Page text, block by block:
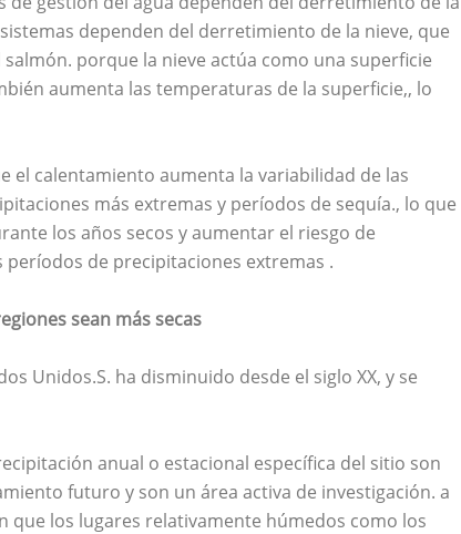
dependen del derretimiento de la nieve, que
porque la nieve actúa como una superficie
aumenta las temperaturas de la superficie,, lo
el calentamiento aumenta la variabilidad de las
más extremas y períodos de sequía., lo que
los años secos y aumentar el riesgo de
de precipitaciones extremas .
sean más secas
Unidos.S. ha disminuido desde el siglo XX, y se
anual o estacional específica del sitio son
futuro y son un área activa de investigación. a
que los lugares relativamente húmedos como los